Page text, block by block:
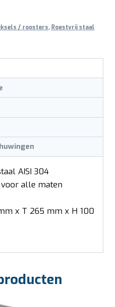
/ roosters, Roestvrij staal
AISI 304
alle maten
x T 265 mm x H 100